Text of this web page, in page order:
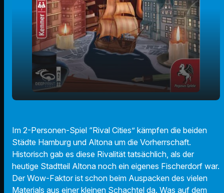
Im 2-Personen-Spiel “Rival Cities” kämpfen die beiden
Städte Hamburg und Altona um die Vorherrschaft.
Historisch gab es diese Rivalität tatsächlich, als der
heutige Stadtteil Altona noch ein eigenes Fischerdorf war.
Der Wow-Faktor ist schon beim Auspacken des vielen
Materials aus einer kleinen Schachtel da. Was auf dem